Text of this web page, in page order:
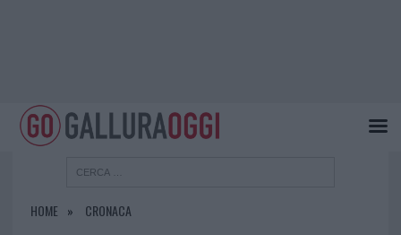
HOME CRONACA